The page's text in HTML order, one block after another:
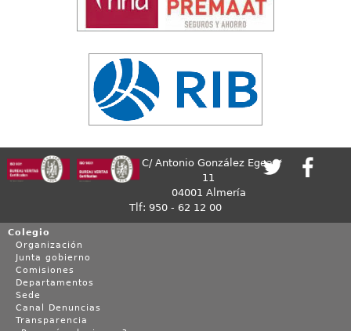
C/ Antonio González Egea,
11
04001 Almería
Tlf: 950 - 62 12 00
Colegio
Organización
Junta gobierno
Comisiones
Departamentos
Sede
Canal Denuncias
Transparencia